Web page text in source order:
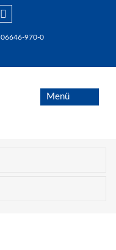
06646-970-0